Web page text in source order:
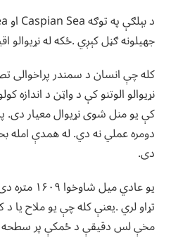
جهیلونه ګڼل کېږي .ځکه له نړیوالو
کله چې انسان د سمندر پراخوالی
نړیوالو الوتنو کې د واټن د
کې یو منل شوی نړیوال معیار دی.
دومره عملي نه دي. له همدې امله
دی.
تړاو لري .یعنې کله چې یو ملاح
مخې لس دقیقې د ځمکې پر